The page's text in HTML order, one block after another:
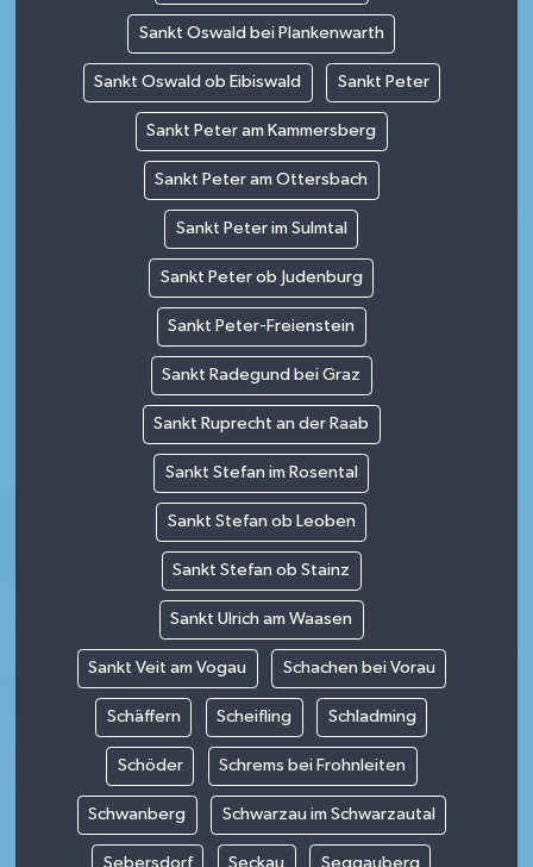
Sankt Oswald bei Plankenwarth
Sankt Oswald ob Eibiswald Sankt Peter
Sankt Peter am Kammersberg
Sankt Peter am Ottersbach
Sankt Peter im Sulmtal
Sankt Peter ob Judenburg
Sankt Peter-Freienstein
Sankt Radegund bei Graz
Sankt Ruprecht an der Raab
Sankt Stefan im Rosental
Sankt Stefan ob Leoben
Sankt Stefan ob Stainz
Sankt Ulrich am Waasen
Sankt Veit am Vogau Schachen bei Vorau
Schäffern Scheifling Schladming
Schöder Schrems bei Frohnleiten
Schwanberg Schwarzau im Schwarzautal
Sebersdorf Seckau Seggauberg